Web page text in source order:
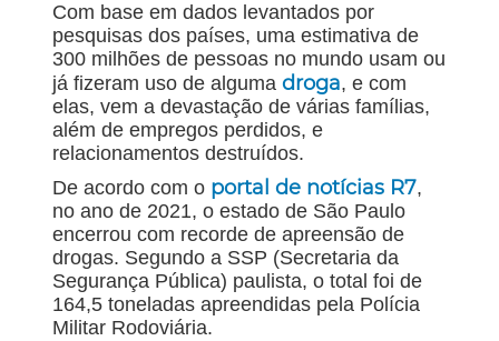
Com base em dados levantados por
pesquisas dos países, uma estimativa de
300 milhões de pessoas no mundo usam ou
já fizeram uso de alguma droga, e com
elas, vem a devastação de várias famílias,
além de empregos perdidos, e
relacionamentos destruídos.
De acordo com o portal de notícias R7,
no ano de 2021, o estado de São Paulo
encerrou com recorde de apreensão de
drogas. Segundo a SSP (Secretaria da
Segurança Pública) paulista, o total foi de
164,5 toneladas apreendidas pela Polícia
Militar Rodoviária.